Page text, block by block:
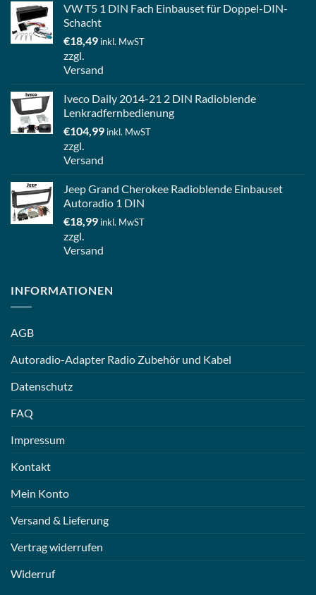
VW T5 1 DIN Fach Einbauset für Doppel-DIN-
Schacht
€18,49 inkl. MwST
zzgl.
Versand
Iveco Daily 2014-21 2 DIN Radioblende
Lenkradfernbedienung
€104,99 inkl. MwST
zzgl.
Versand
Jeep Grand Cherokee Radioblende Einbauset
Autoradio 1 DIN
€18,99 inkl. MwST
zzgl.
Versand
INFORMATIONEN
AGB
Autoradio-Adapter Radio Zubehör und Kabel
Datenschutz
FAQ
Impressum
Kontakt
Mein Konto
Versand & Lieferung
Vertrag widerrufen
Widerruf